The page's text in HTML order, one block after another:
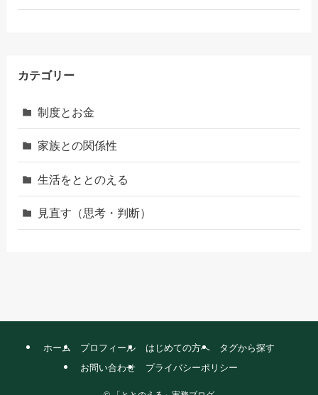
カテゴリー
制度とお金
家族との関係性
生活をととのえる
見直す（思考・判断）
ホーム プロフィール はじめての方へ
タグから探す
お問い合わせ
プライバシーポリシー